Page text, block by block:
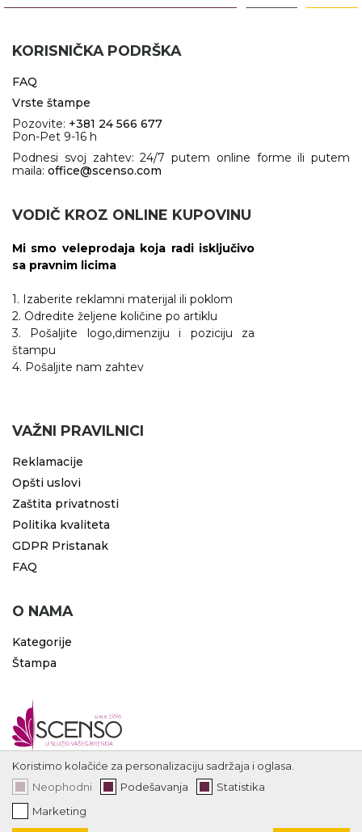
KORISNIČKA PODRŠKA
FAQ
Vrste štampe
Pozovite: +381 24 566 677
Pon-Pet 9-16 h
Podnesi svoj zahtev: 24/7 putem online forme ili putem
maila: office@scenso.com
VODIČ KROZ ONLINE KUPOVINU
Mi smo veleprodaja koja radi isključivo
sa pravnim licima
1. Izaberite reklamni materijal ili poklom
2. Odredite željene količine po artiklu
3. Pošaljite logo,dimenziju i poziciju za
štampu
4. Pošaljite nam zahtev
VAŽNI PRAVILNICI
Reklamacije
Opšti uslovi
Zaštita privatnosti
Politika kvaliteta
GDPR Pristanak
FAQ
O NAMA
Kategorije
Štampa
Koristimo kolačiće za personalizaciju sadržaja i oglasa.
Neophodni
Podešavanja
Statistika
Marketing